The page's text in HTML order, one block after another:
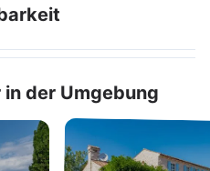
der Umgebung